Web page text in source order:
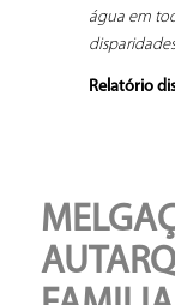
água em
Relatório